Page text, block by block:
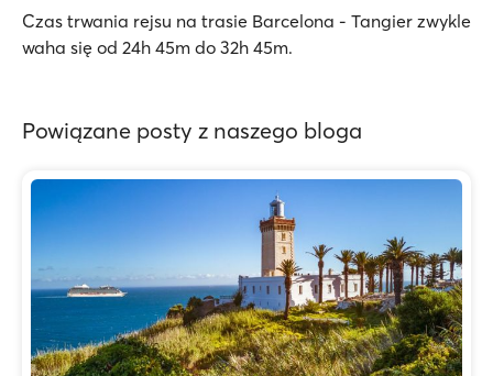
Czas trwania rejsu na trasie Barcelona - Tangier zwykle
waha się od 24h 45m do 32h 45m.
Powiązane posty z naszego bloga